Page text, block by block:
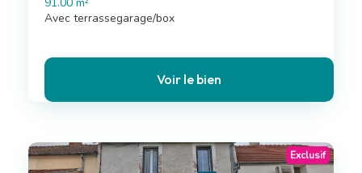
Avec terrassegarage/box
Voir le bien
Exclusif